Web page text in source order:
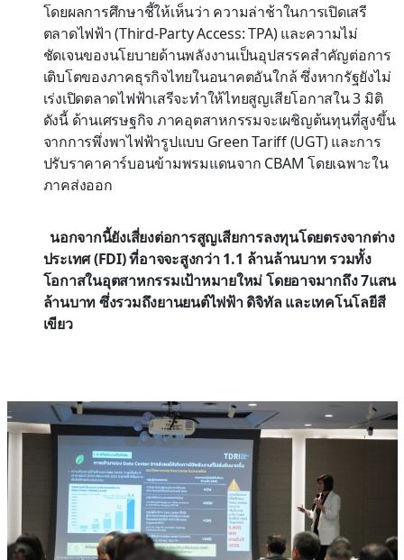
โดยผลการศึกษาชี้ให้เห็นว่า ความล่าช้าในการเปิดเสรี
ตลาดไฟฟ้า (Third-Party Access: TPA) และความไม่
ชัดเจนของนโยบายด้านพลังงานเป็นอุปสรรคสำคัญต่อการ
เติบโตของภาคธุรกิจไทยในอนาคตอันใกล้ ซึ่งหากรัฐยังไม่
เร่งเปิดตลาดไฟฟ้าเสรีจะทำให้ไทยสูญเสียโอกาสใน 3 มิติ
ดังนี้ ด้านเศรษฐกิจ ภาคอุตสาหกรรมจะเผชิญต้นทุนที่สูงขึ้น
จากการพึ่งพาไฟฟ้ารูปแบบ Green Tariff (UGT) และการ
ปรับราคาคาร์บอนข้ามพรมแดนจาก CBAM โดยเฉพาะใน
ภาคส่งออก
นอกจากนี้ยังเสี่ยงต่อการสูญเสียการลงทุนโดยตรงจากต่าง
ประเทศ (FDI) ที่อาจจะสูงกว่า 1.1 ล้านล้านบาท รวมทั้ง
โอกาสในอุตสาหกรรมเป้าหมายใหม่ โดยอาจมากถึง 7แสน
ล้านบาท ซึ่งรวมถึงยานยนต์ไฟฟ้า ดิจิทัล และเทคโนโลยีสี
เขียว